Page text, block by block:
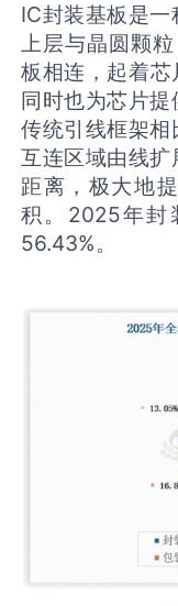
IC封装基板是
上层与晶圆颗
板相连，起着芯
同时也为芯片
传统引线框架
互连区域由线
距离，极大地
积。2025年封
56.43%。